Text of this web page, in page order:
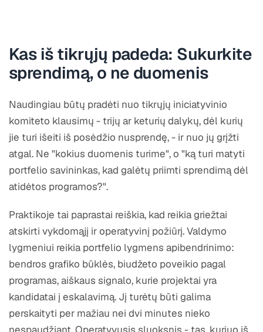
Kas iš tikrųjų padeda: Sukurkite
sprendimą, o ne duomenis
Naudingiau būtų pradėti nuo tikrųjų iniciatyvinio
komiteto klausimų - trijų ar keturių dalykų, dėl kurių
jie turi išeiti iš posėdžio nusprendę, - ir nuo jų grįžti
atgal. Ne "kokius duomenis turime", o "ką turi matyti
portfelio savininkas, kad galėtų priimti sprendimą dėl
atidėtos programos?".
Praktikoje tai paprastai reiškia, kad reikia griežtai
atskirti vykdomąjį ir operatyvinį požiūrį. Valdymo
lygmeniui reikia portfelio lygmens apibendrinimo:
bendros grafiko būklės, biudžeto poveikio pagal
programas, aiškaus signalo, kurie projektai yra
kandidatai į eskalavimą. Jį turėtų būti galima
perskaityti per mažiau nei dvi minutes nieko